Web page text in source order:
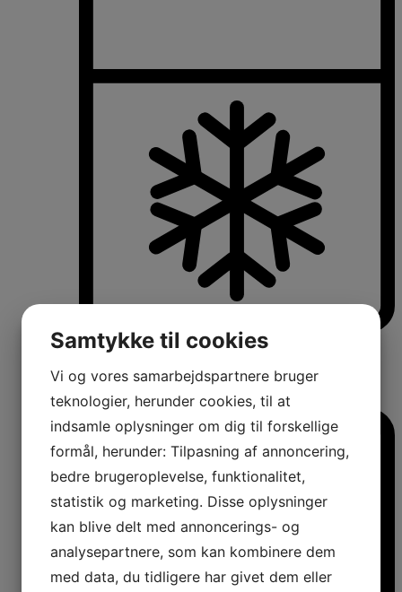
Køle-/fryseskabe
Integrerbare køle-/fryseskabe
Køleskabe med fryseboks
Amerikanerkøleskabe
Samtykke til cookies
Vi og vores samarbejdspartnere bruger
teknologier, herunder cookies, til at
indsamle oplysninger om dig til forskellige
formål, herunder: Tilpasning af annoncering,
bedre brugeroplevelse, funktionalitet,
statistik og marketing. Disse oplysninger
kan blive delt med annoncerings- og
analysepartnere, som kan kombinere dem
med data, du tidligere har givet dem eller